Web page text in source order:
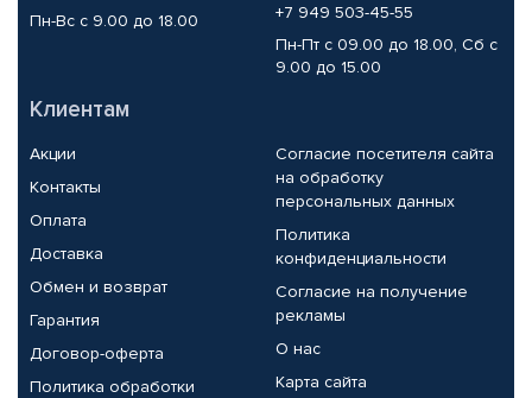
Пн-Вс с 9.00 до 18.00
+7 949 503-45-55
Пн-Пт с 09.00 до 18.00, Сб с
9.00 до 15.00
Клиентам
Акции
Контакты
Оплата
Доставка
Обмен и возврат
Гарантия
Договор-оферта
Политика обработки
Согласие посетителя сайта
на обработку
персональных данных
Политика
конфиденциальности
Согласие на получение
рекламы
О нас
Карта сайта